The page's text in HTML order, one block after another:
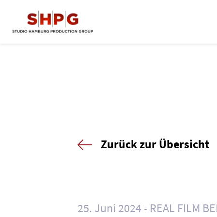
Zurück zur Übersicht
25. Juni 2024 REAL FILM